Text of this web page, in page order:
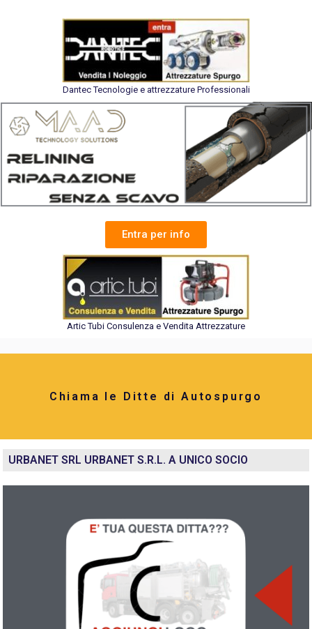
Dantec Tecnologie e attrezzature Professionali
Entra per info
Artic Tubi Consulenza e Vendita Attrezzature
Chiama le Ditte di Autospurgo
URBANET SRL URBANET S.R.L. A UNICO SOCIO